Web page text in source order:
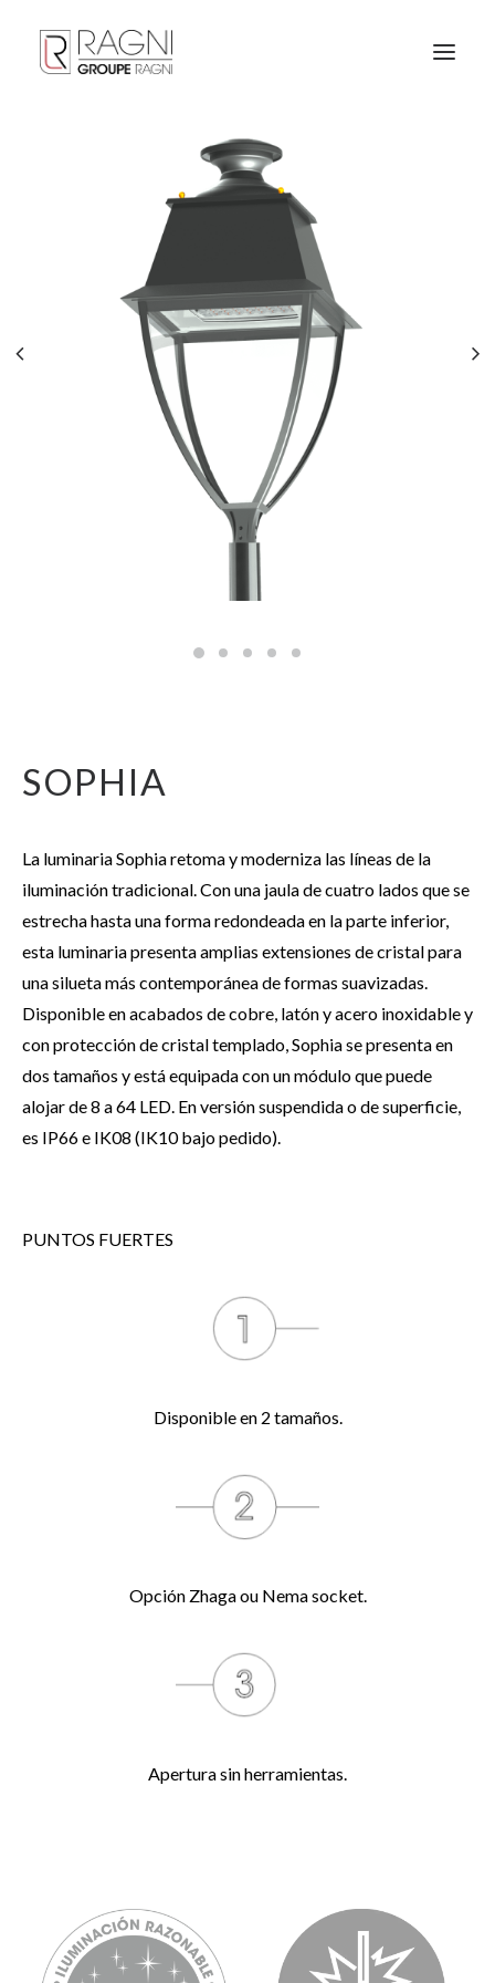
SOPHIA
La luminaria Sophia retoma y moderniza las líneas de la
iluminación tradicional. Con una jaula de cuatro lados que se
estrecha hasta una forma redondeada en la parte inferior,
esta luminaria presenta amplias extensiones de cristal para
una silueta más contemporánea de formas suavizadas.
Disponible en acabados de cobre, latón y acero inoxidable y
con protección de cristal templado, Sophia se presenta en
dos tamaños y está equipada con un módulo que puede
alojar de 8 a 64 LED. En versión suspendida o de superficie,
es IP66 e IK08 (IK10 bajo pedido).
PUNTOS FUERTES
Disponible en 2 tamaños.
Opción Zhaga ou Nema socket.
Apertura sin herramientas.